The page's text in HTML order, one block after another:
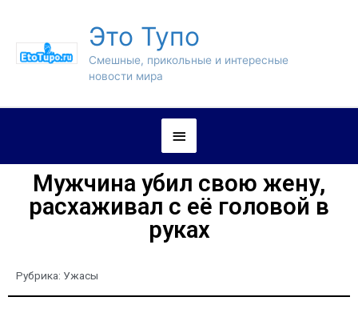
Это Тупо
Смешные, прикольные и интересные
новости мира
Мужчина убил свою жену,
расхаживал с её головой в
руках
Рубрика: Ужасы